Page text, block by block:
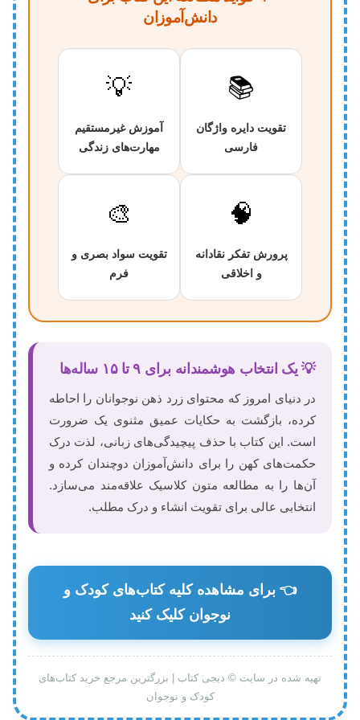
دانش‌آموزان
📚
تقویت دایره واژگان
فارسی
💡
آموزش غیرمستقیم
مهارت‌های زندگی
🧠
پرورش تفکر نقادانه
و اخلاقی
🎨
تقویت سواد بصری و
فرم
💡 یک انتخاب هوشمندانه برای ۹ تا ۱۵ ساله‌ها
در دنیای امروز که محتوای زرد ذهن نوجوانان را احاطه
کرده، بازگشت به حکایات عمیق مثنوی یک ضرورت
است. این کتاب با حذف پیچیدگی‌های زبانی، لذت درک
حکمت‌های کهن را برای دانش‌آموزان دوچندان کرده و
آن‌ها را به مطالعه متون کلاسیک علاقه‌مند می‌سازد.
انتخابی عالی برای تقویت انشاء و درک مطلب.
👈 برای مشاهده کلیه کتاب‌های کودک و
نوجوان کلیک کنید
تهیه شده در سایت © دیجی کتاب | بزرگترین مرجع خرید کتاب‌های
کودک و نوجوان